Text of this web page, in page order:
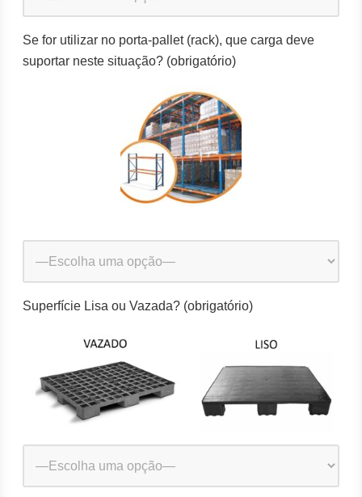
Se for utilizar no porta-pallet (rack), que carga deve
suportar neste situação? (obrigatório)
Superfície Lisa ou Vazada? (obrigatório)